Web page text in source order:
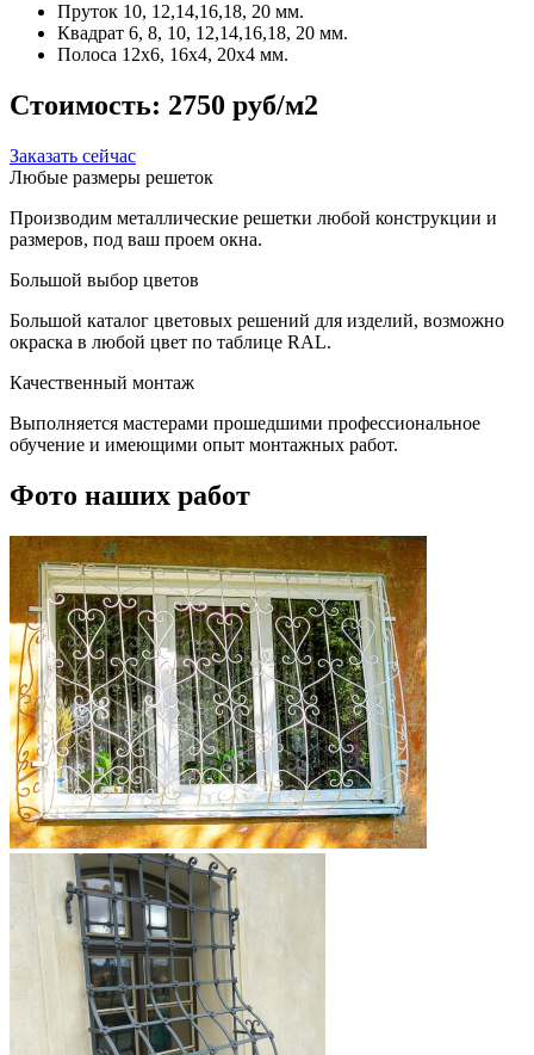
Пруток 10, 12,14,16,18, 20 мм.
Квадрат 6, 8, 10, 12,14,16,18, 20 мм.
Полоса 12x6, 16x4, 20x4 мм.
Стоимость: 2750 руб/м2
Заказать сейчас
Любые размеры решеток
Производим металлические решетки любой конструкции и
размеров, под ваш проем окна.
Большой выбор цветов
Большой каталог цветовых решений для изделий, возможно
окраска в любой цвет по таблице RAL.
Качественный монтаж
Выполняется мастерами прошедшими профессиональное
обучение и имеющими опыт монтажных работ.
Фото наших работ